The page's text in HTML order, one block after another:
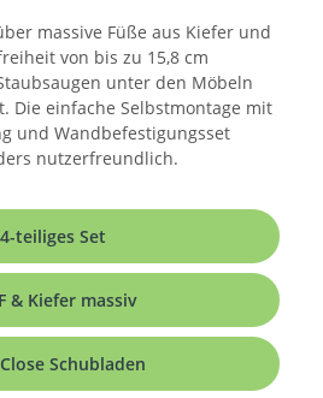
massive Füße aus Kiefer und
von bis zu 15,8 cm
unter den Möbeln
Die einfache Selbstmontage mit
und Wandbefestigungsset
nutzerfreundlich.
4-teiliges Set
& Kiefer massiv
Schubladen